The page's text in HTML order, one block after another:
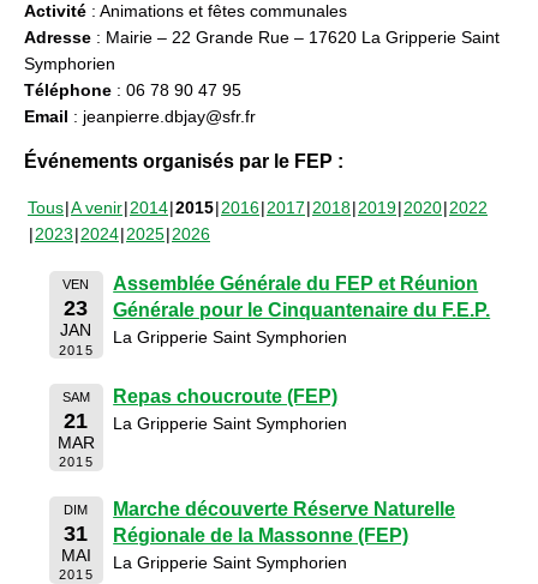
Activité : Animations et fêtes communales
Adresse : Mairie – 22 Grande Rue – 17620 La Gripperie Saint
Symphorien
Téléphone : 06 78 90 47 95
Email : jeanpierre.dbjay@sfr.fr
Événements organisés par le FEP :
Tous A venir 2014 2015 2016 2017 2018 2019 2020 2022
2023 2024 2025 2026
VEN
23
JAN
2015
Assemblée Générale du FEP et Réunion
Générale pour le Cinquantenaire du F.E.P.
La Gripperie Saint Symphorien
SAM
21
MAR
2015
Repas choucroute (FEP)
La Gripperie Saint Symphorien
DIM
31
MAI
2015
Marche découverte Réserve Naturelle
Régionale de la Massonne (FEP)
La Gripperie Saint Symphorien